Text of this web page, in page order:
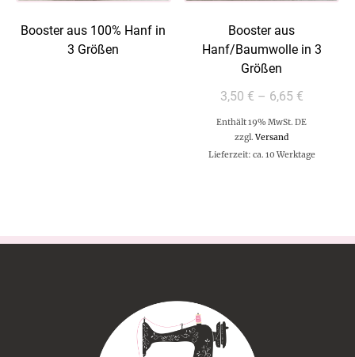
Booster aus 100% Hanf in
3 Größen
Booster aus
Hanf/Baumwolle in 3
Größen
3,50 € – 6,65 €
Enthält 19% MwSt. DE
zzgl.Versand
Lieferzeit: ca. 10 Werktage